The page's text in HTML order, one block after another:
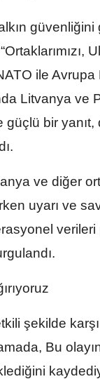
güvenliğini
ile Avrupa
Litvanya ve
güçlü bir
ve diğer
uyarı ve
verileri
şekilde
Bu